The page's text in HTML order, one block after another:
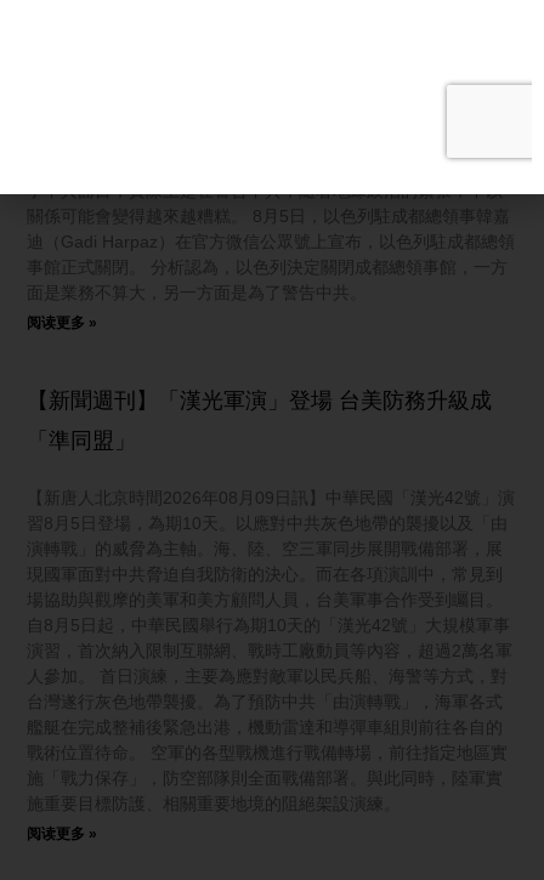
前突然宣布關閉。分析認為，這次以色列關閉領事館是因為看清
了中共面目，實際上是在警告中共，隨著地緣政治的緊張，中以
關係可能會變得越來越糟糕。 8月5日，以色列駐成都總領事韓嘉
迪（Gadi Harpaz）在官方微信公眾號上宣布，以色列駐成都總領
事館正式關閉。 分析認為，以色列決定關閉成都總領事館，一方
面是業務不算大，另一方面是為了警告中共。
阅读更多 »
【新聞週刊】「漢光軍演」登場 台美防務升級成
「準同盟」
【新唐人北京時間2026年08月09日訊】中華民國「漢光42號」演
習8月5日登場，為期10天。以應對中共灰色地帶的襲擾以及「由
演轉戰」的威脅為主軸。海、陸、空三軍同步展開戰備部署，展
現國軍面對中共脅迫自我防衛的決心。而在各項演訓中，常見到
場協助與觀摩的美軍和美方顧問人員，台美軍事合作受到矚目。
自8月5日起，中華民國舉行為期10天的「漢光42號」大規模軍事
演習，首次納入限制互聯網、戰時工廠動員等內容，超過2萬名軍
人參加。 首日演練，主要為應對敵軍以民兵船、海警等方式，對
台灣遂行灰色地帶襲擾。為了預防中共「由演轉戰」，海軍各式
艦艇在完成整補後緊急出港，機動雷達和導彈車組則前往各自的
戰術位置待命。 空軍的各型戰機進行戰備轉場，前往指定地區實
施「戰力保存」，防空部隊則全面戰備部署。與此同時，陸軍實
施重要目標防護、相關重要地境的阻絕架設演練。
阅读更多 »